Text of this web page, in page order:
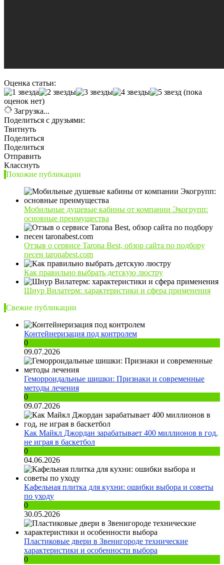
Оценка статьи:
(пока
оценок нет)
Загрузка...
Поделиться с друзьями:
Твитнуть
Поделиться
Поделиться
Отправить
Класснуть
Похожие публикации
Мобильные душевые кабины от компании Экогрупп:
основные преимущества
Отзыв о сервисе Tarona Best, обзор сайта по подбору
песен taronabest.com
Как правильно выбрать детскую люстру
Шнур Вилатерм: характеристики и сфера применения
Свежие публикации
Контейнеризация под контролем
0
09.07.2026
Геморроидальные шишки: Признаки и современные
методы лечения
0
09.07.2026
Как Майкл Джордан зарабатывает 400 миллионов в год,
не играя в баскетбол
0
04.06.2026
Кафельная плитка для кухни: ошибки выбора и советы
по уходу
0
30.05.2026
Пластиковые двери в Звенигороде технические
характеристики и особенности выбора
0